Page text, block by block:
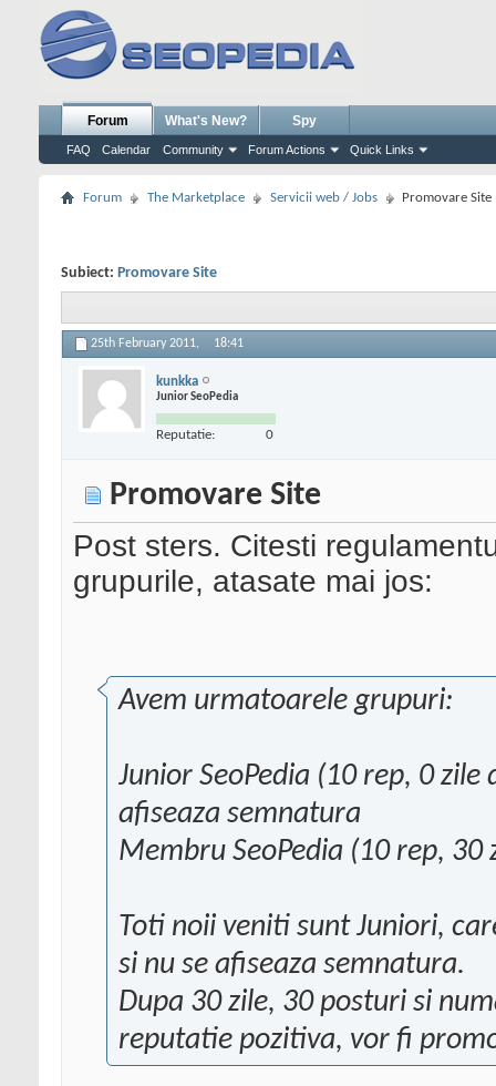
Forum
FAQ Calendar Community Forum Actions Quick Links
What's New? Spy
Forum The Marketplace Servicii web / Jobs Promovare Site
Subiect: Promovare Site
25th February 2011, 18:41
kunkka
Junior SeoPedia
Reputatie: 0
Promovare Site
Post sters. Citesti
grupurile, atasate mai jos:
Avem urmatoarele grupuri:
Junior SeoPedia (10 rep, 0
afiseaza semnatura
Membru SeoPedia (10 rep,
Toti noii veniti sunt Juniori,
si nu se afiseaza semnatura.
Dupa 30 zile, 30 posturi si
reputatie pozitiva, vor fi